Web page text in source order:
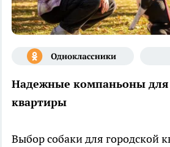
Надежные компаньоны для
квартиры
Выбор собаки для городской